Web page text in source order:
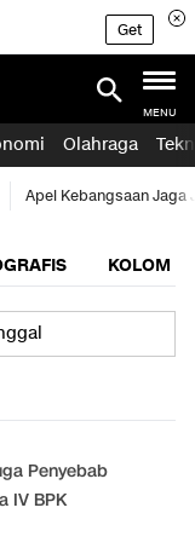
Get
MENU
Olahraga
Apel Kebangsaan Jaga
KOLOM
Penyebab
IV BPK